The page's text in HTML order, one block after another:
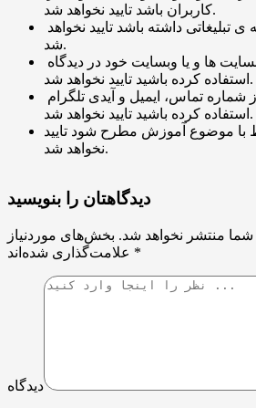
کاربران باشد تایید نخواهد شد.
شد.
استفاده کرده باشید تایید نخواهد شد.
استفاده کرده باشید تایید نخواهد شد.
با موضوع آموزش مطرح شود تایید
نخواهد شد.
دیدگاهتان را بنویسید
شما منتشر نخواهد شد. بخش‌های موردنیاز
*
دیدگاه